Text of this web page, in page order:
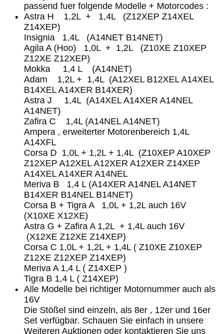
passend fuer folgende Modelle + Motorcodes :
Astra H 1,2L + 1,4L (Z12XEP Z14XEL
Z14XEP)
Insignia 1,4L (A14NET B14NET)
Agila A (Hoo) 1,0L + 1,2L (Z10XE Z10XEP
Z12XE Z12XEP)
Mokka 1,4 L (A14NET)
Adam 1,2L + 1,4L (A12XEL B12XEL A14XEL
B14XEL A14XER B14XER)
Astra J 1,4L (A14XEL A14XER A14NEL
A14NET)
Zafira C 1,4L (A14NEL A14NET)
Ampera , erweiterter Motorenbereich 1,4L
A14XFL
Corsa D 1,0L + 1,2L + 1,4L (Z10XEP A10XEP
Z12XEP A12XEL A12XER A12XER Z14XEP
A14XEL A14XER A14NEL
Meriva B 1,4 L (A14XER A14NEL A14NET
B14XER B14NEL B14NET)
Corsa B + Tigra A 1,0L + 1,2L auch 16V
(X10XE X12XE)
Astra G + Zafira A 1,2L + 1,4L auch 16V
(X12XE Z12XE Z14XEP)
Corsa C 1,0L + 1,2L + 1,4L ( Z10XE Z10XEP
Z12XE Z12XEP Z14XEP)
Meriva A 1,4 L ( Z14XEP )
Tigra B 1,4 L ( Z14XEP)
Alle Modelle bei richtiger Motornummer auch als
16V
Die Stößel sind einzeln, als 8er , 12er und 16er
Set verfügbar. Schauen Sie einfach in unsere
Weiteren Auktionen oder kontaktieren Sie uns